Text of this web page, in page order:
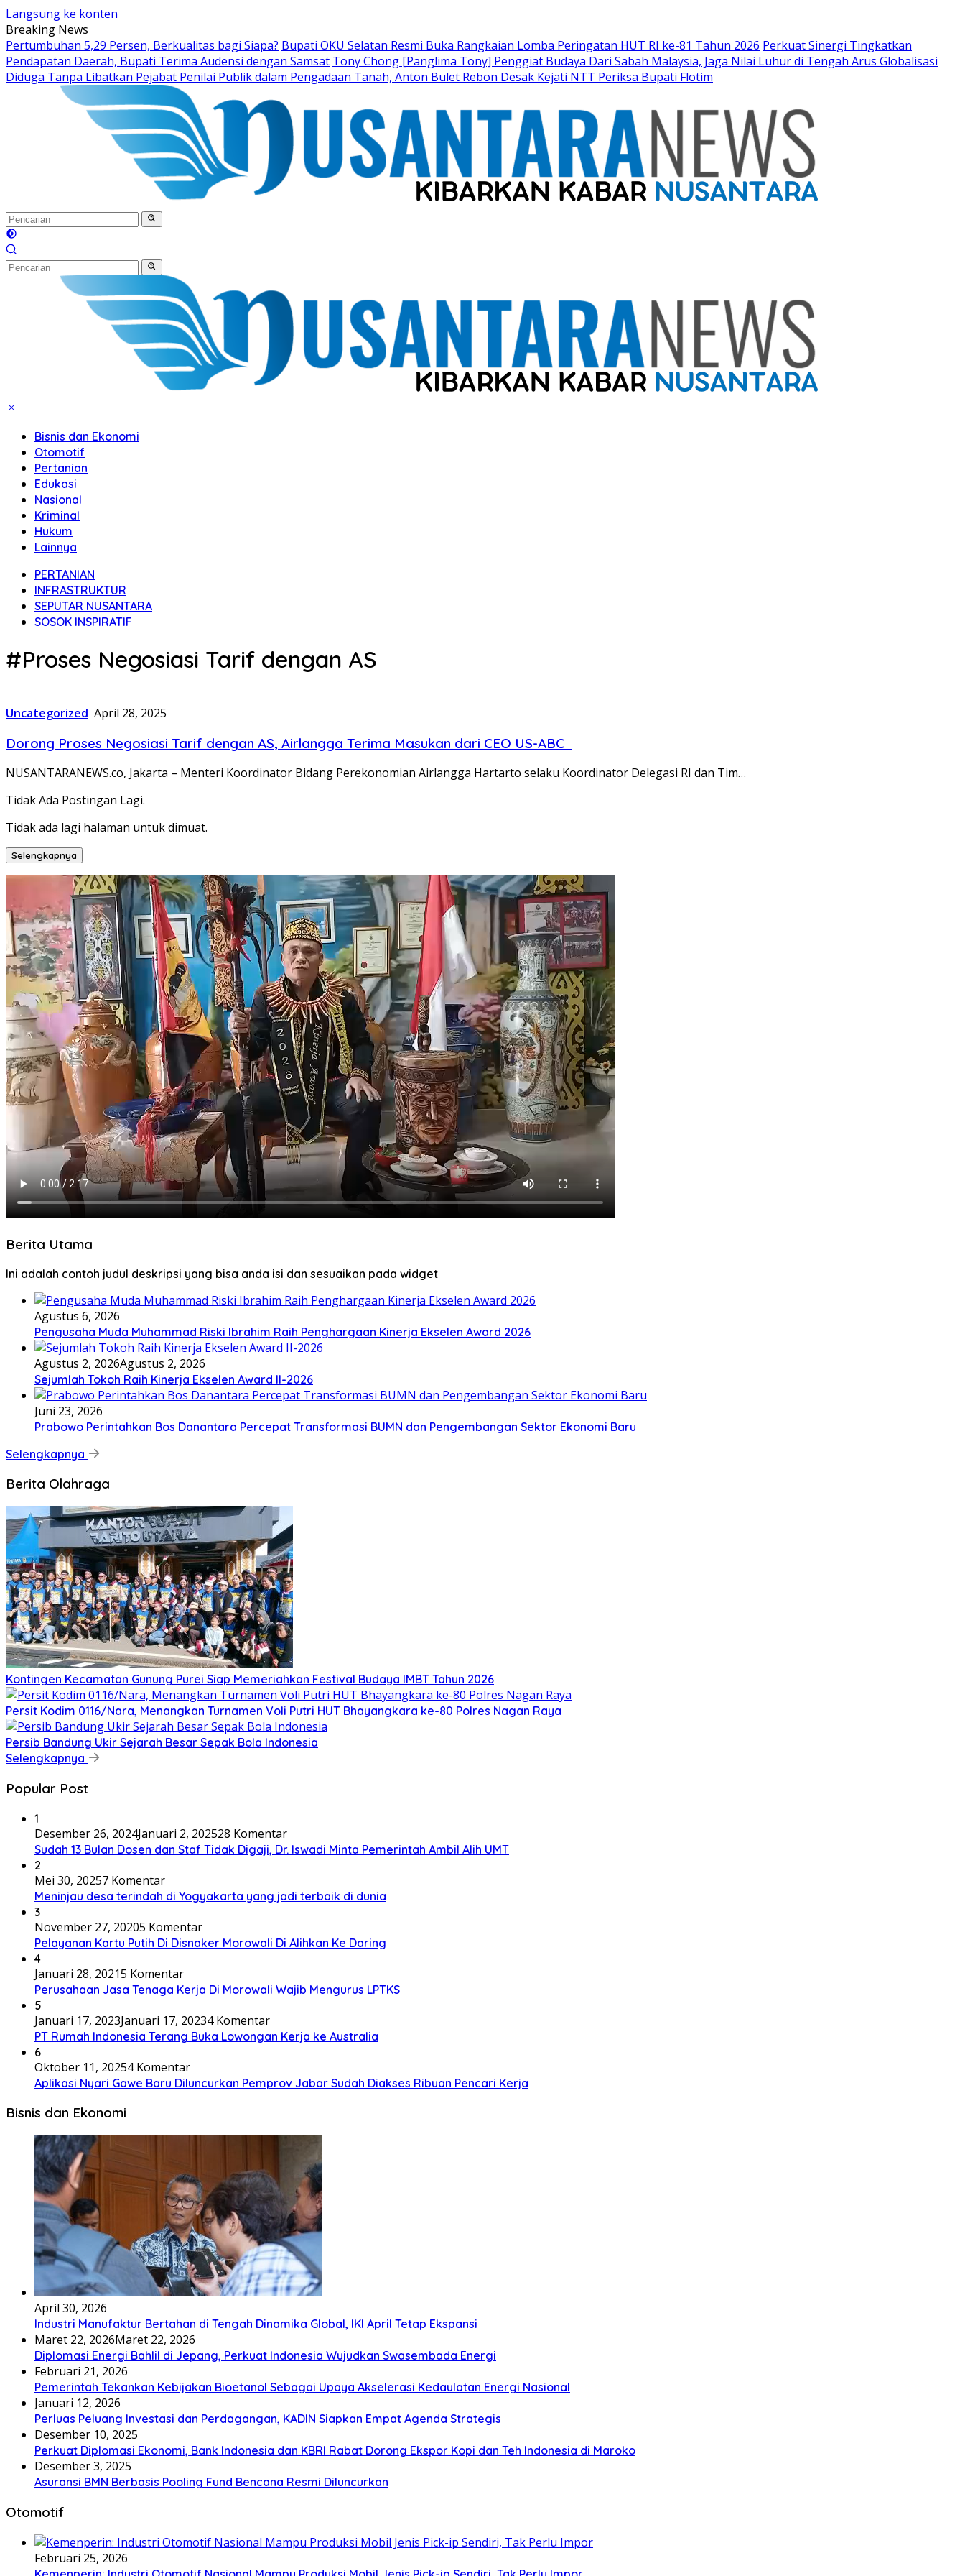
Langsung ke konten
Breaking News
Pertumbuhan 5,29 Persen, Berkualitas bagi Siapa? Bupati OKU Selatan Resmi Buka Rangkaian Lomba Peringatan HUT RI ke-81 Tahun 2026 Perkuat Sinergi Tingkatkan
Pendapatan Daerah, Bupati Terima Audensi dengan Samsat Tony Chong [Panglima Tony] Penggiat Budaya Dari Sabah Malaysia, Jaga Nilai Luhur di Tengah Arus Globalisasi
Diduga Tanpa Libatkan Pejabat Penilai Publik dalam Pengadaan Tanah, Anton Bulet Rebon Desak Kejati NTT Periksa Bupati Flotim
Bisnis dan Ekonomi
Otomotif
Pertanian
Edukasi
Nasional
Kriminal
Hukum
Lainnya
PERTANIAN
INFRASTRUKTUR
SEPUTAR NUSANTARA
SOSOK INSPIRATIF
#Proses Negosiasi Tarif dengan AS
Uncategorized April 28, 2025
Dorong Proses Negosiasi Tarif dengan AS, Airlangga Terima Masukan dari CEO US-ABC
NUSANTARANEWS.co, Jakarta – Menteri Koordinator Bidang Perekonomian Airlangga Hartarto selaku Koordinator Delegasi RI dan Tim…
Tidak Ada Postingan Lagi.
Tidak ada lagi halaman untuk dimuat.
Selengkapnya
Berita Utama
Ini adalah contoh judul deskripsi yang bisa anda isi dan sesuaikan pada widget
Agustus 6, 2026
Pengusaha Muda Muhammad Riski Ibrahim Raih Penghargaan Kinerja Ekselen Award 2026
Agustus 2, 2026Agustus 2, 2026
Sejumlah Tokoh Raih Kinerja Ekselen Award II-2026
Juni 23, 2026
Prabowo Perintahkan Bos Danantara Percepat Transformasi BUMN dan Pengembangan Sektor Ekonomi Baru
Selengkapnya
Berita Olahraga
Kontingen Kecamatan Gunung Purei Siap Memeriahkan Festival Budaya IMBT Tahun 2026
Persit Kodim 0116/Nara, Menangkan Turnamen Voli Putri HUT Bhayangkara ke-80 Polres Nagan Raya
Persib Bandung Ukir Sejarah Besar Sepak Bola Indonesia
Selengkapnya
Popular Post
1
Desember 26, 2024Januari 2, 202528 Komentar
Sudah 13 Bulan Dosen dan Staf Tidak Digaji, Dr. Iswadi Minta Pemerintah Ambil Alih UMT
2
Mei 30, 20257 Komentar
Meninjau desa terindah di Yogyakarta yang jadi terbaik di dunia
3
November 27, 20205 Komentar
Pelayanan Kartu Putih Di Disnaker Morowali Di Alihkan Ke Daring
4
Januari 28, 20215 Komentar
Perusahaan Jasa Tenaga Kerja Di Morowali Wajib Mengurus LPTKS
5
Januari 17, 2023Januari 17, 20234 Komentar
PT Rumah Indonesia Terang Buka Lowongan Kerja ke Australia
6
Oktober 11, 20254 Komentar
Aplikasi Nyari Gawe Baru Diluncurkan Pemprov Jabar Sudah Diakses Ribuan Pencari Kerja
Bisnis dan Ekonomi
April 30, 2026
Industri Manufaktur Bertahan di Tengah Dinamika Global, IKI April Tetap Ekspansi
Maret 22, 2026Maret 22, 2026
Diplomasi Energi Bahlil di Jepang, Perkuat Indonesia Wujudkan Swasembada Energi
Februari 21, 2026
Pemerintah Tekankan Kebijakan Bioetanol Sebagai Upaya Akselerasi Kedaulatan Energi Nasional
Januari 12, 2026
Perluas Peluang Investasi dan Perdagangan, KADIN Siapkan Empat Agenda Strategis
Desember 10, 2025
Perkuat Diplomasi Ekonomi, Bank Indonesia dan KBRI Rabat Dorong Ekspor Kopi dan Teh Indonesia di Maroko
Desember 3, 2025
Asuransi BMN Berbasis Pooling Fund Bencana Resmi Diluncurkan
Otomotif
Februari 25, 2026